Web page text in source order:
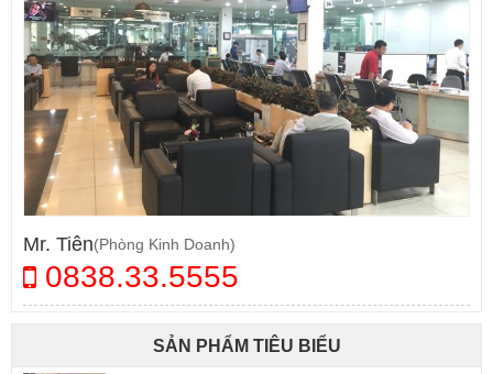
Mr. Tiên(Phòng Kinh Doanh)
0838.33.5555
SẢN PHẨM TIÊU BIỂU